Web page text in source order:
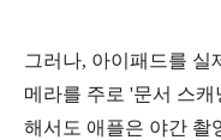
그러나, 아이패드를 실
메라를 주로 '문서 스캐
해서도 애플은 야간 촬